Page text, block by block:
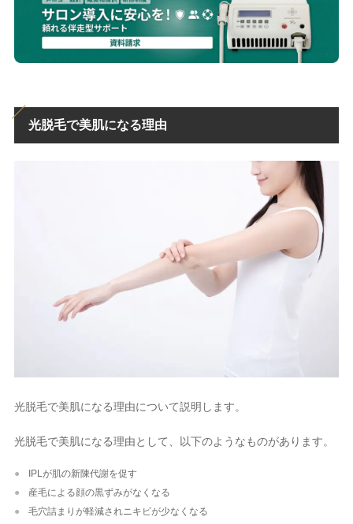
光脱毛で美肌になる理由
光脱毛で美肌になる理由について説明します。
光脱毛で美肌になる理由として、以下のようなものがあります。
IPLが肌の新陳代謝を促す
産毛による顔の黒ずみがなくなる
毛穴詰まりが軽減されニキビが少なくなる